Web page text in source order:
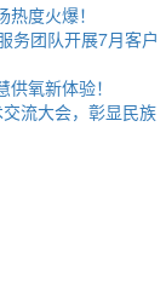
度火爆！
务团队开展7月客户
氧新体验！
流大会，彰显民族